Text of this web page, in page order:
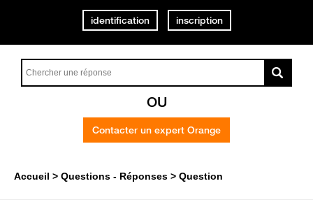
identification inscription
OU
Contacter un expert Orange
Accueil Questions - Réponses Question